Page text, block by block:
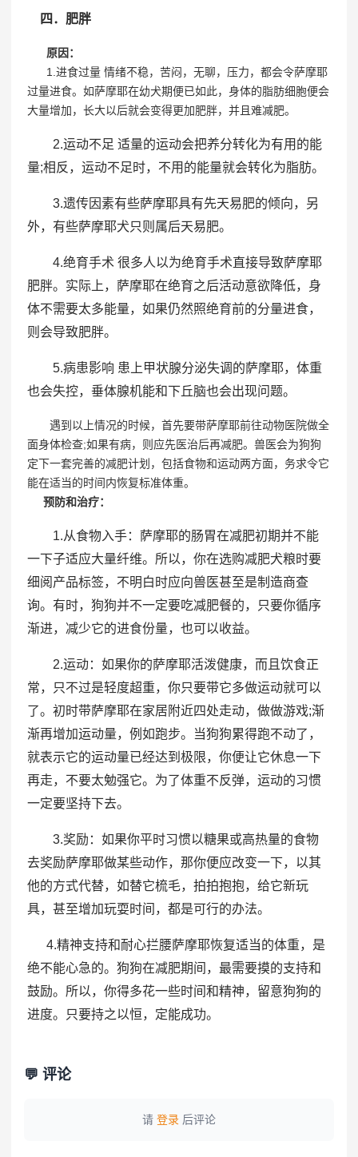
四．肥胖
原因：
1.进食过量 情绪不稳，苦闷，无聊，压力，都会令萨摩耶
过量进食。如萨摩耶在幼犬期便已如此，身体的脂肪细胞便会
大量增加，长大以后就会变得更加肥胖，并且难减肥。
2.运动不足 适量的运动会把养分转化为有用的能
量;相反，运动不足时，不用的能量就会转化为脂肪。
3.遗传因素有些萨摩耶具有先天易肥的倾向，另
外，有些萨摩耶犬只则属后天易肥。
4.绝育手术 很多人以为绝育手术直接导致萨摩耶
肥胖。实际上，萨摩耶在绝育之后活动意欲降低，身
体不需要太多能量，如果仍然照绝育前的分量进食，
则会导致肥胖。
5.病患影响 患上甲状腺分泌失调的萨摩耶，体重
也会失控，垂体腺机能和下丘脑也会出现问题。
遇到以上情况的时候，首先要带萨摩耶前往动物医院做全
面身体检查;如果有病，则应先医治后再减肥。兽医会为狗狗
定下一套完善的减肥计划，包括食物和运动两方面，务求令它
能在适当的时间内恢复标准体重。
预防和治疗：
1.从食物入手：萨摩耶的肠胃在减肥初期并不能
一下子适应大量纤维。所以，你在选购减肥犬粮时要
细阅产品标签，不明白时应向兽医甚至是制造商查
询。有时，狗狗并不一定要吃减肥餐的，只要你循序
渐进，减少它的进食份量，也可以收益。
2.运动：如果你的萨摩耶活泼健康，而且饮食正
常，只不过是轻度超重，你只要带它多做运动就可以
了。初时带萨摩耶在家居附近四处走动，做做游戏;渐
渐再增加运动量，例如跑步。当狗狗累得跑不动了，
就表示它的运动量已经达到极限，你便让它休息一下
再走，不要太勉强它。为了体重不反弹，运动的习惯
一定要坚持下去。
3.奖励：如果你平时习惯以糖果或高热量的食物
去奖励萨摩耶做某些动作，那你便应改变一下，以其
他的方式代替，如替它梳毛，拍拍抱抱，给它新玩
具，甚至增加玩耍时间，都是可行的办法。
4.精神支持和耐心拦腰萨摩耶恢复适当的体重，是
绝不能心急的。狗狗在减肥期间，最需要摸的支持和
鼓励。所以，你得多花一些时间和精神，留意狗狗的
进度。只要持之以恒，定能成功。
💬 评论
请 登录 后评论